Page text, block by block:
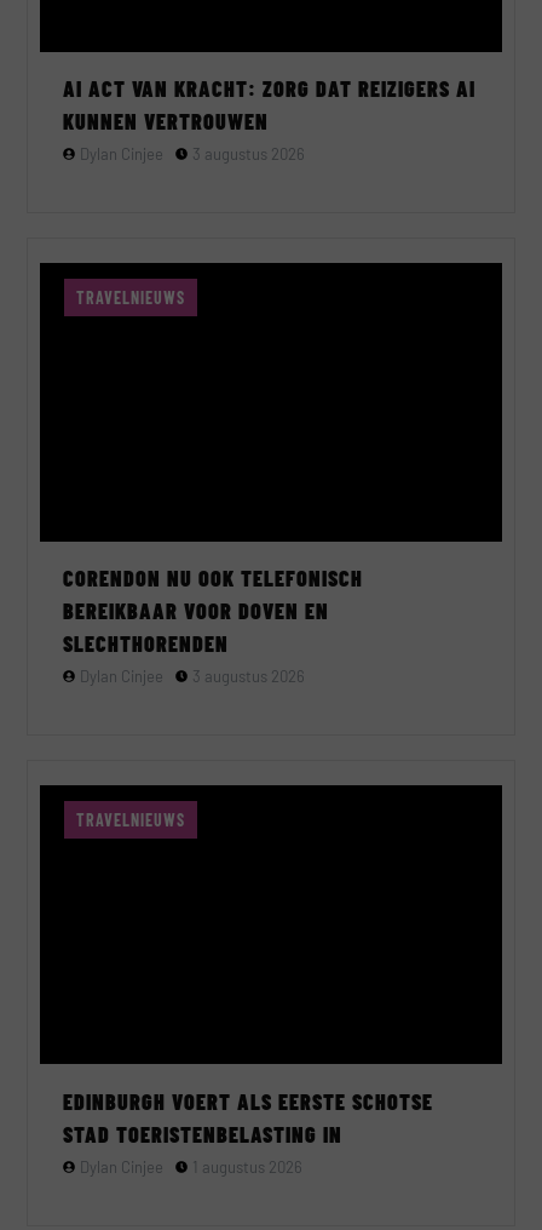
AI ACT VAN KRACHT: ZORG DAT REIZIGERS AI
KUNNEN VERTROUWEN
Dylan Cinjee 3 augustus 2026
TRAVELNIEUWS
CORENDON NU OOK TELEFONISCH
BEREIKBAAR VOOR DOVEN EN
SLECHTHORENDEN
Dylan Cinjee 3 augustus 2026
TRAVELNIEUWS
EDINBURGH VOERT ALS EERSTE SCHOTSE
STAD TOERISTENBELASTING IN
Dylan Cinjee 1 augustus 2026